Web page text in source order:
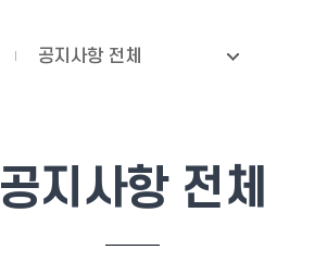
공지사항 전체
공지사항 전체